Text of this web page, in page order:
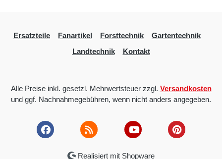
Ersatzteile Fanartikel Forsttechnik
Gartentechnik
Landtechnik
Kontakt
Alle Preise inkl. gesetzl. Mehrwertsteuer zzgl. Versandkosten
und ggf. Nachnahmegebühren, wenn nicht anders angegeben.
Realisiert mit Shopware